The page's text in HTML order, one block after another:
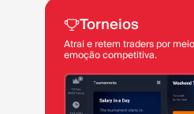
Torneios
Atrai e retem traders por
emoção competitiva.